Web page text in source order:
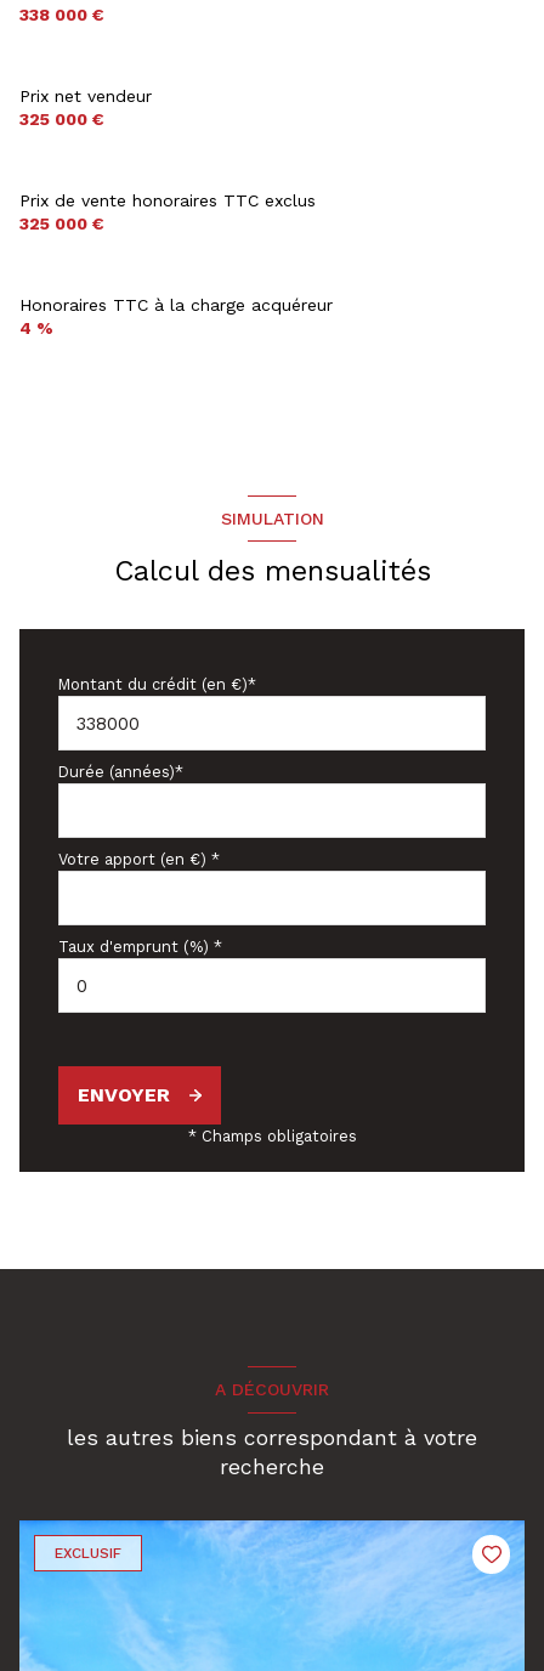
338 000 €
Prix net vendeur
325 000 €
Prix de vente honoraires TTC exclus
325 000 €
Honoraires TTC à la charge acquéreur
4 %
SIMULATION
Calcul des mensualités
Montant du crédit (en €)*
Durée (années)*
Votre apport (en €) *
Taux d'emprunt (%) *
ENVOYER
* Champs obligatoires
A DÉCOUVRIR
les autres biens correspondant à votre
recherche
EXCLUSIF